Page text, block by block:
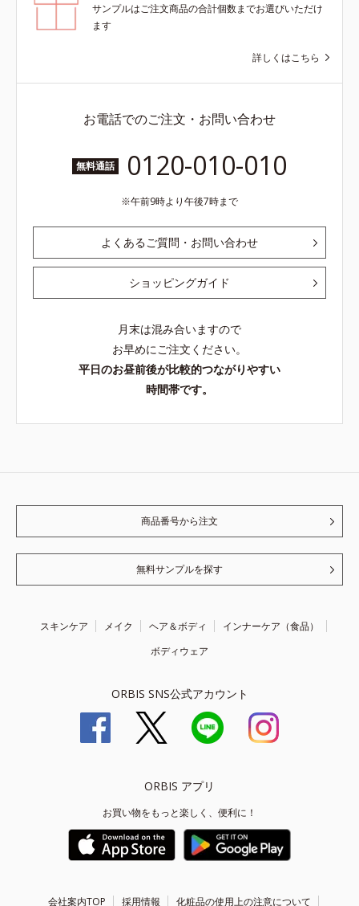
サンプルはご注文商品の合計個数までお選びいただけ
ます
詳しくはこちら
お電話でのご注文・お問い合わせ
無料通話 0120-010-010
午前9時より午後7時まで
よくあるご質問・お問い合わせ
ショッピングガイド
月末は混み合いますので
お早めにご注文ください。
平日のお昼前後が比較的つながりやすい
時間帯です。
商品番号から注文
無料サンプルを探す
スキンケア メイク ヘア＆ボディ
インナーケア（食品）
ボディウェア
ORBIS SNS公式アカウント
ORBIS アプリ
お買い物をもっと楽しく、便利に！
会社案内TOP 採用情報 化粧品の使用上の注意について